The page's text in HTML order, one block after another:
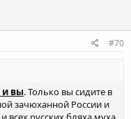
#70
и вы. Только вы сидите в
зачюханной России и